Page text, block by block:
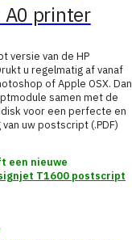
A0 printer
versie van de HP
u regelmatig af vanaf
of Apple OSX. Dan
samen met de
voor een perfecte en
uw postscript (.PDF)
een nieuwe
T1600 postscript